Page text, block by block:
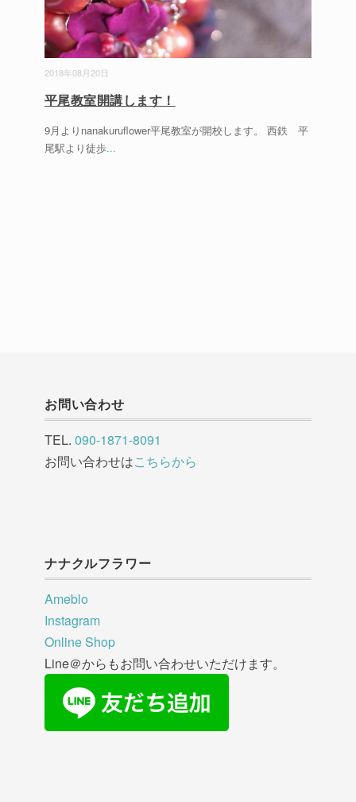
2018年08月20日
平尾教室開講します！
9月よりnanakuruflower平尾教室が開校します。 西鉄 平
尾駅より徒歩...
お問い合わせ
TEL. 090-1871-8091
お問い合わせはこちらから
ナナクルフラワー
Ameblo
Instagram
Online Shop
Line＠からもお問い合わせいただけます。